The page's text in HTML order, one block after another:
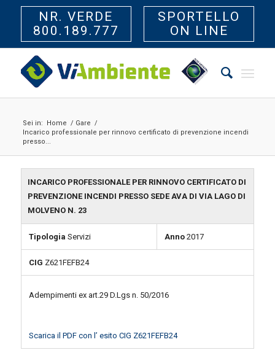
NR. VERDE
800.189.777
SPORTELLO
ON LINE
Sei in: Home / Gare /
Incarico professionale per rinnovo certificato di prevenzione incendi
presso...
INCARICO PROFESSIONALE PER RINNOVO CERTIFICATO DI
PREVENZIONE INCENDI PRESSO SEDE AVA DI VIA LAGO DI
MOLVENO N. 23
Tipologia Servizi Anno2017
CIG Z621FEFB24
Adempimenti ex art.29 D.Lgs n. 50/2016
Scarica il PDF con l’ esito CIG Z621FEFB24